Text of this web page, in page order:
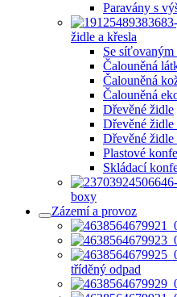
Paravány s
židle a křesla
Se síťovaným
Čalouněná
Čalouněná
Čalouněná
Dřevěné židle
Dřevěné židle
Dřevěné židle
Plastové
Skládací
boxy
Zázemí a provoz
tříděný odpad